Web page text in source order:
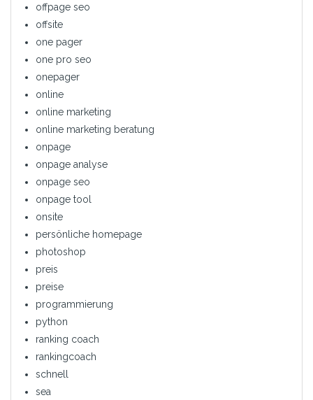
offpage seo
offsite
one pager
one pro seo
onepager
online
online marketing
online marketing beratung
onpage
onpage analyse
onpage seo
onpage tool
onsite
persönliche homepage
photoshop
preis
preise
programmierung
python
ranking coach
rankingcoach
schnell
sea